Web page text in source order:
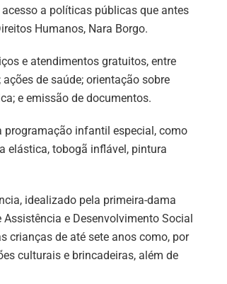
a políticas públicas que antes
Humanos, Nara Borgo.
e atendimentos gratuitos, entre
de saúde; orientação sobre
e emissão de documentos.
programação infantil especial, como
elástica, tobogã inflável, pintura
idealizado pela primeira-dama
e Desenvolvimento Social
crianças de até sete anos como, por
culturais e brincadeiras, além de